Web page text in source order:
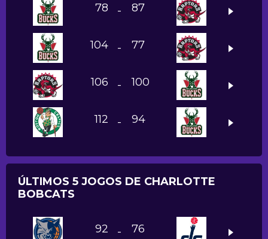
78 - 87
104 - 77
106 - 100
112 - 94
ÚLTIMOS 5 JOGOS DE CHARLOTTE
BOBCATS
92 - 76